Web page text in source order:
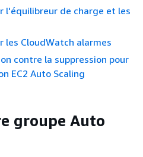
l'équilibreur de charge et les
les CloudWatch alarmes
contre la suppression pour
EC2 Auto Scaling
groupe Auto